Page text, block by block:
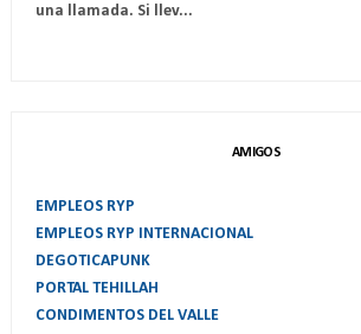
una llamada. Si llev...
AMIGOS
EMPLEOS RYP
EMPLEOS RYP INTERNACIONAL
DEGOTICAPUNK
PORTAL TEHILLAH
CONDIMENTOS DEL VALLE